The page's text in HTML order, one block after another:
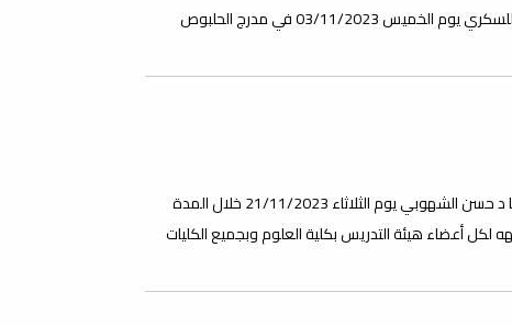
تتشرف كلية العلوم بدعوة الجميع لحضور فعالية اليوم العالمي للسكري يوم الخميس 03/11/2023 في مدرج الحلبوص
ينظم مكتب الشؤون العلمية بكلية العلوم هذه الورشة ويقدمها د حسن الشهوبي يوم الثلاثاء 21/11/2023 خلال المدة
لكل أعضاء هيئة التدريس بكلية العلوم وبجميع الكليات